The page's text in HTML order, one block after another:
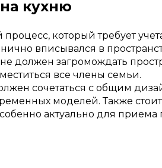
кухню
который требует
вписывался в
должен загромождать
все члены семьи.
сочетаться с общим
моделей. Также
актуально для приема